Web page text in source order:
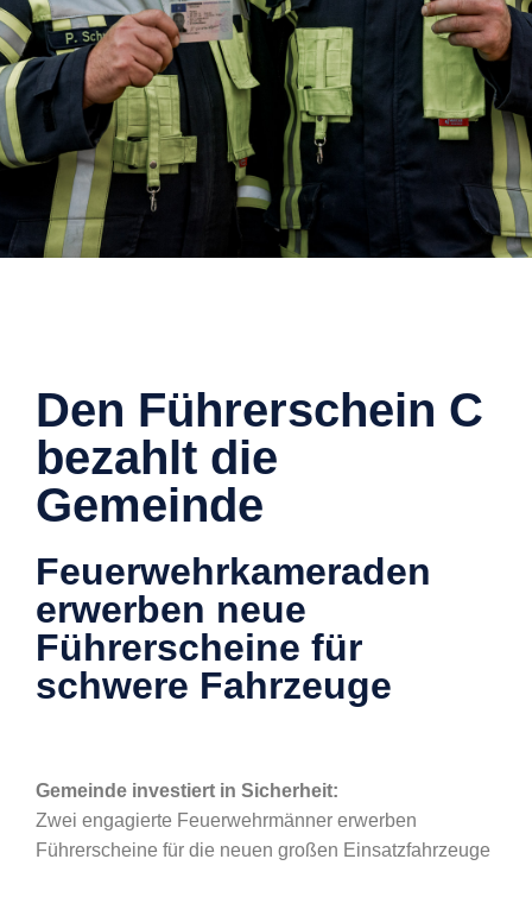
Den Führerschein C
bezahlt die
Gemeinde
Feuerwehrkameraden
erwerben neue
Führerscheine für
schwere Fahrzeuge
Gemeinde investiert in Sicherheit:
Zwei engagierte Feuerwehrmänner erwerben
Führerscheine für die neuen großen Einsatzfahrzeuge